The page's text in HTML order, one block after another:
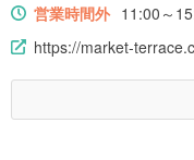
営業時間外 11:00～
https://market-